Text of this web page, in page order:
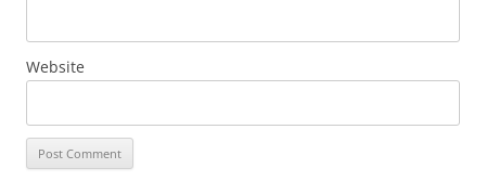
Website